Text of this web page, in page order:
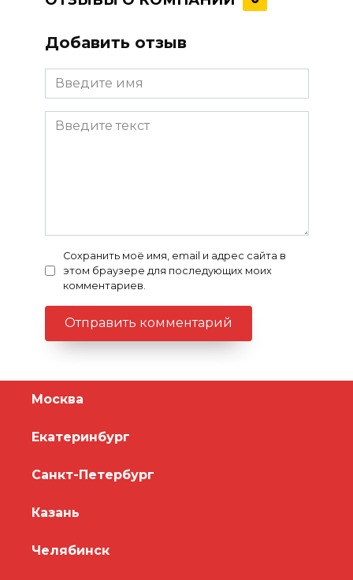
Добавить отзыв
Сохранить моё имя, email и адрес сайта в
этом браузере для последующих моих
комментариев.
Москва
Екатеринбург
Санкт-Петербург
Казань
Челябинск